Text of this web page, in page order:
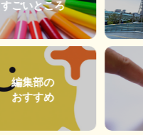
すごいところ
編集部の
おすすめ